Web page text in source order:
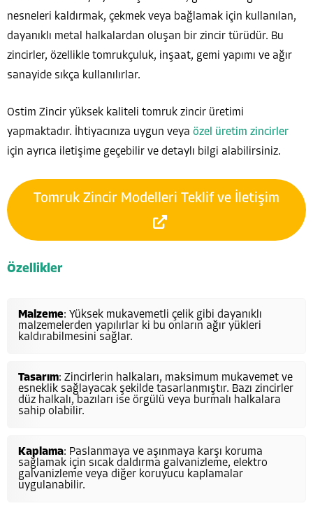
nesneleri kaldırmak, çekmek veya bağlamak için kullanılan,
dayanıklı metal halkalardan oluşan bir zincir türüdür. Bu
zincirler, özellikle tomrukçuluk, inşaat, gemi yapımı ve ağır
sanayide sıkça kullanılırlar.
Ostim Zincir yüksek kaliteli tomruk zincir üretimi
yapmaktadır. İhtiyacınıza uygun veya özel üretim zincirler
için ayrıca iletişime geçebilir ve detaylı bilgi alabilirsiniz.
Tomruk Zincir Modelleri Teklif ve İletişim
Özellikler
Malzeme: Yüksek mukavemetli çelik gibi dayanıklı
malzemelerden yapılırlar ki bu onların ağır yükleri
kaldırabilmesini sağlar.
Tasarım: Zincirlerin halkaları, maksimum mukavemet ve
esneklik sağlayacak şekilde tasarlanmıştır. Bazı zincirler
düz halkalı, bazıları ise örgülü veya burmalı halkalara
sahip olabilir.
Kaplama: Paslanmaya ve aşınmaya karşı koruma
sağlamak için sıcak daldırma galvanizleme, elektro
galvanizleme veya diğer koruyucu kaplamalar
uygulanabilir.